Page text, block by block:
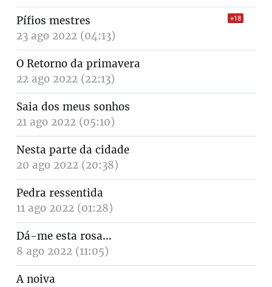
Pífios mestres +18
23 ago 2022 (04:13)
O Retorno da primavera
22 ago 2022 (22:13)
Saia dos meus sonhos
21 ago 2022 (05:10)
Nesta parte da cidade
20 ago 2022 (20:38)
Pedra ressentida
11 ago 2022 (01:28)
Dá-me esta rosa…
8 ago 2022 (11:05)
A noiva